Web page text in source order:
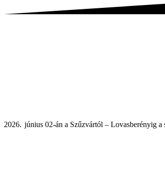
június 02-án a Szűzvártól – Lovasberényig